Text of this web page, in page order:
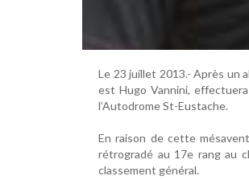
Le 23 juillet 2013.- Après un
est Hugo Vannini,
l’Autodrome St-Eustache.
En raison de cette
rétrogradé au 17e rang au
classement général.